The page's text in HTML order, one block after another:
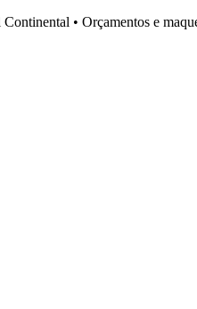
Continental • Orçamentos e